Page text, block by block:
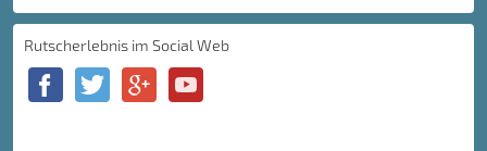
Rutscherlebnis im Social Web